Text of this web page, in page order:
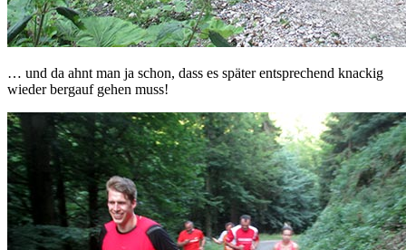
… und da ahnt man ja schon, dass es später entsprechend knackig
wieder bergauf gehen muss!